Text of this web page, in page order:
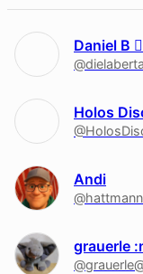
Daniel B
Holos
Andi
grauerle